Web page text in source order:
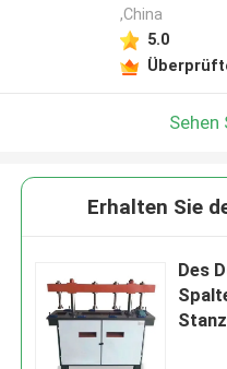
,China
5.0
Sehen
Erhalten Sie
Des